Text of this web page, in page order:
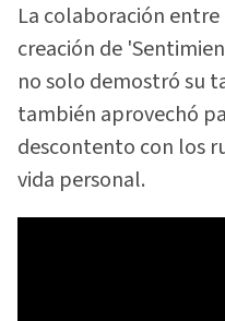
La colaboración
creación de
no solo demostró su
también aprovechó
descontento con los
vida personal.